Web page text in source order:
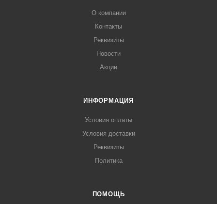
О компании
Контакты
Реквизиты
Новости
Акции
ИНФОРМАЦИЯ
Условия оплаты
Условия доставки
Реквизиты
Политика
ПОМОЩЬ